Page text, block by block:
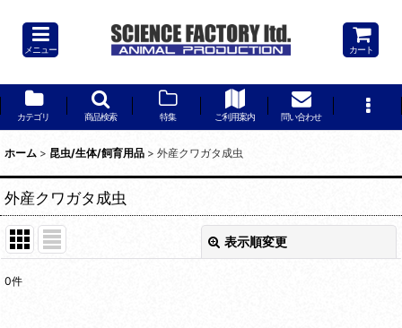
メニュー カート
カテゴリ 商品検索 特集 ご利用案内 問い合わせ
ホーム > 昆虫/生体/飼育用品 > 外産クワガタ成虫
外産クワガタ成虫
表示順変更
0件